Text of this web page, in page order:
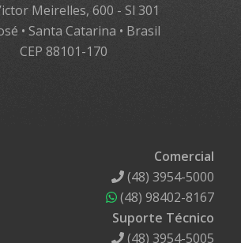
Meirelles, 600 - Sl 301
• Santa Catarina • Brasil
CEP 88101-170
Comercial
(48) 3954-5000
(48) 98402-8167
Suporte Técnico
(48) 3954-5005